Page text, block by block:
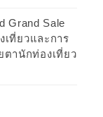
Grand Sale
เที่ยวและการ
านักท่องเที่ยว